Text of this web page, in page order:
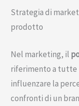
Strategia di
prodotto
Nel marketing, il
riferimento a tutte
influenzare la
confronti di un